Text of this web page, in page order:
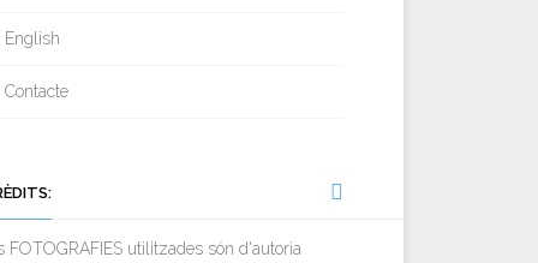
English
Contacte
FOTOGRAFIES utilitzades són d'autoria